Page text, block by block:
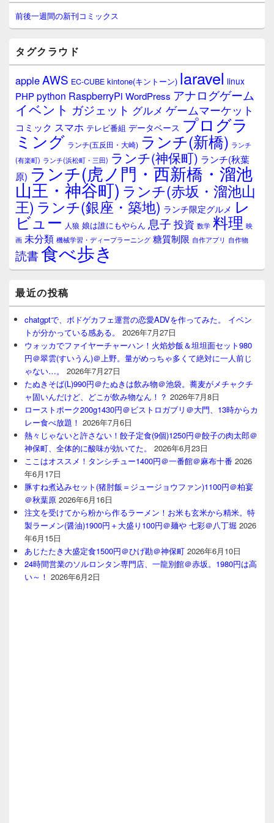
ン
サ
イ
ウ
ィ
ジ
ェ
ア
前後一週間の新刊コミックス
タグクラウド
appleAWS EC-CUBE kintone(キントーン) laravel linux
PHPpython RaspberryPi WordPress アナログゲーム
イベント ガジェット グルメ ゲームマーケット
コミック スマホ テレビ番組 データベース プログラ
ミング ランチ(五反田・大崎) ランチ(新橋) ランチ
(有楽町) ランチ(浜松町・三田) ランチ(神保町) ランチ(秋葉
原) ランチ(虎ノ門・西新橋・溜池
山王・神谷町) ランチ(赤坂・溜池山
王) ランチ(銀座・築地) ランチ限定グルメ レ
ビュー 人狼 娘は誰にもやらん 息子 投資 数学 料理 映
画 未分類 機械学習・ディープラーニング 糖質制限 自作アプリ 自作物
読書食べ歩き
最近の投稿
chatgptで、ボドゲカフェ運営の恋愛ADVを作ってみた。 イベン
トが分かっている感ある。
2026年7月27日
ウォッカでファイヤーチャーハン！火焰炒飯＆坦坦面セット980
円＠翠雲(すいうん)＠上野。量がめっちゃ多くて絶対に一人前じ
ゃない…。
2026年7月27日
たぬきそば(L)990円＠たぬきは飲み物＠池袋。蕎麦がメチャクチ
ャ固いんだけど、どこが飲み物なん！？ 2026年7月8日
ローストポーク200g1430円＠ビストロガブリ＠大門、13時からカ
レー食べ放題！ 2026年7月6日
熱々じゃないと許さない！餃子定食(9個)1250円＠餃子の肉太郎＠
神保町、全体的に酸味が効いてた。
2026年6月23日
ここはオススメ！タンシチュー1400円＠一番館＠麻布十番 2026
年6月17日
豚すね煮込みセット(猪肘飯＝ジュージョウファン)1100円＠柏宴
＠秋葉原 2026年6月16日
注文を受けてから粉から作るラーメン！お米も玄米から精米。特
製ラーメン(醤油)1900円＋大盛り100円＠麺や 七彩＠八丁堀 2026
年6月15日
あじたたき大盛定食1500円＠ひげ勘＠神保町 2026年6月10日
24時間営業のソルロンタン専門店、一龍別館＠赤坂。1980円は高
い～！ 2026年6月2日